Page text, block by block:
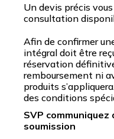
Un devis précis
consultation
Afin de confirmer
intégral doit être
réservation
remboursement ni
produits
des conditions
SVP communiquez
soumission